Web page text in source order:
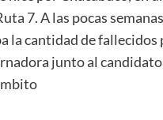
7. A las pocas
la cantidad de
junto al